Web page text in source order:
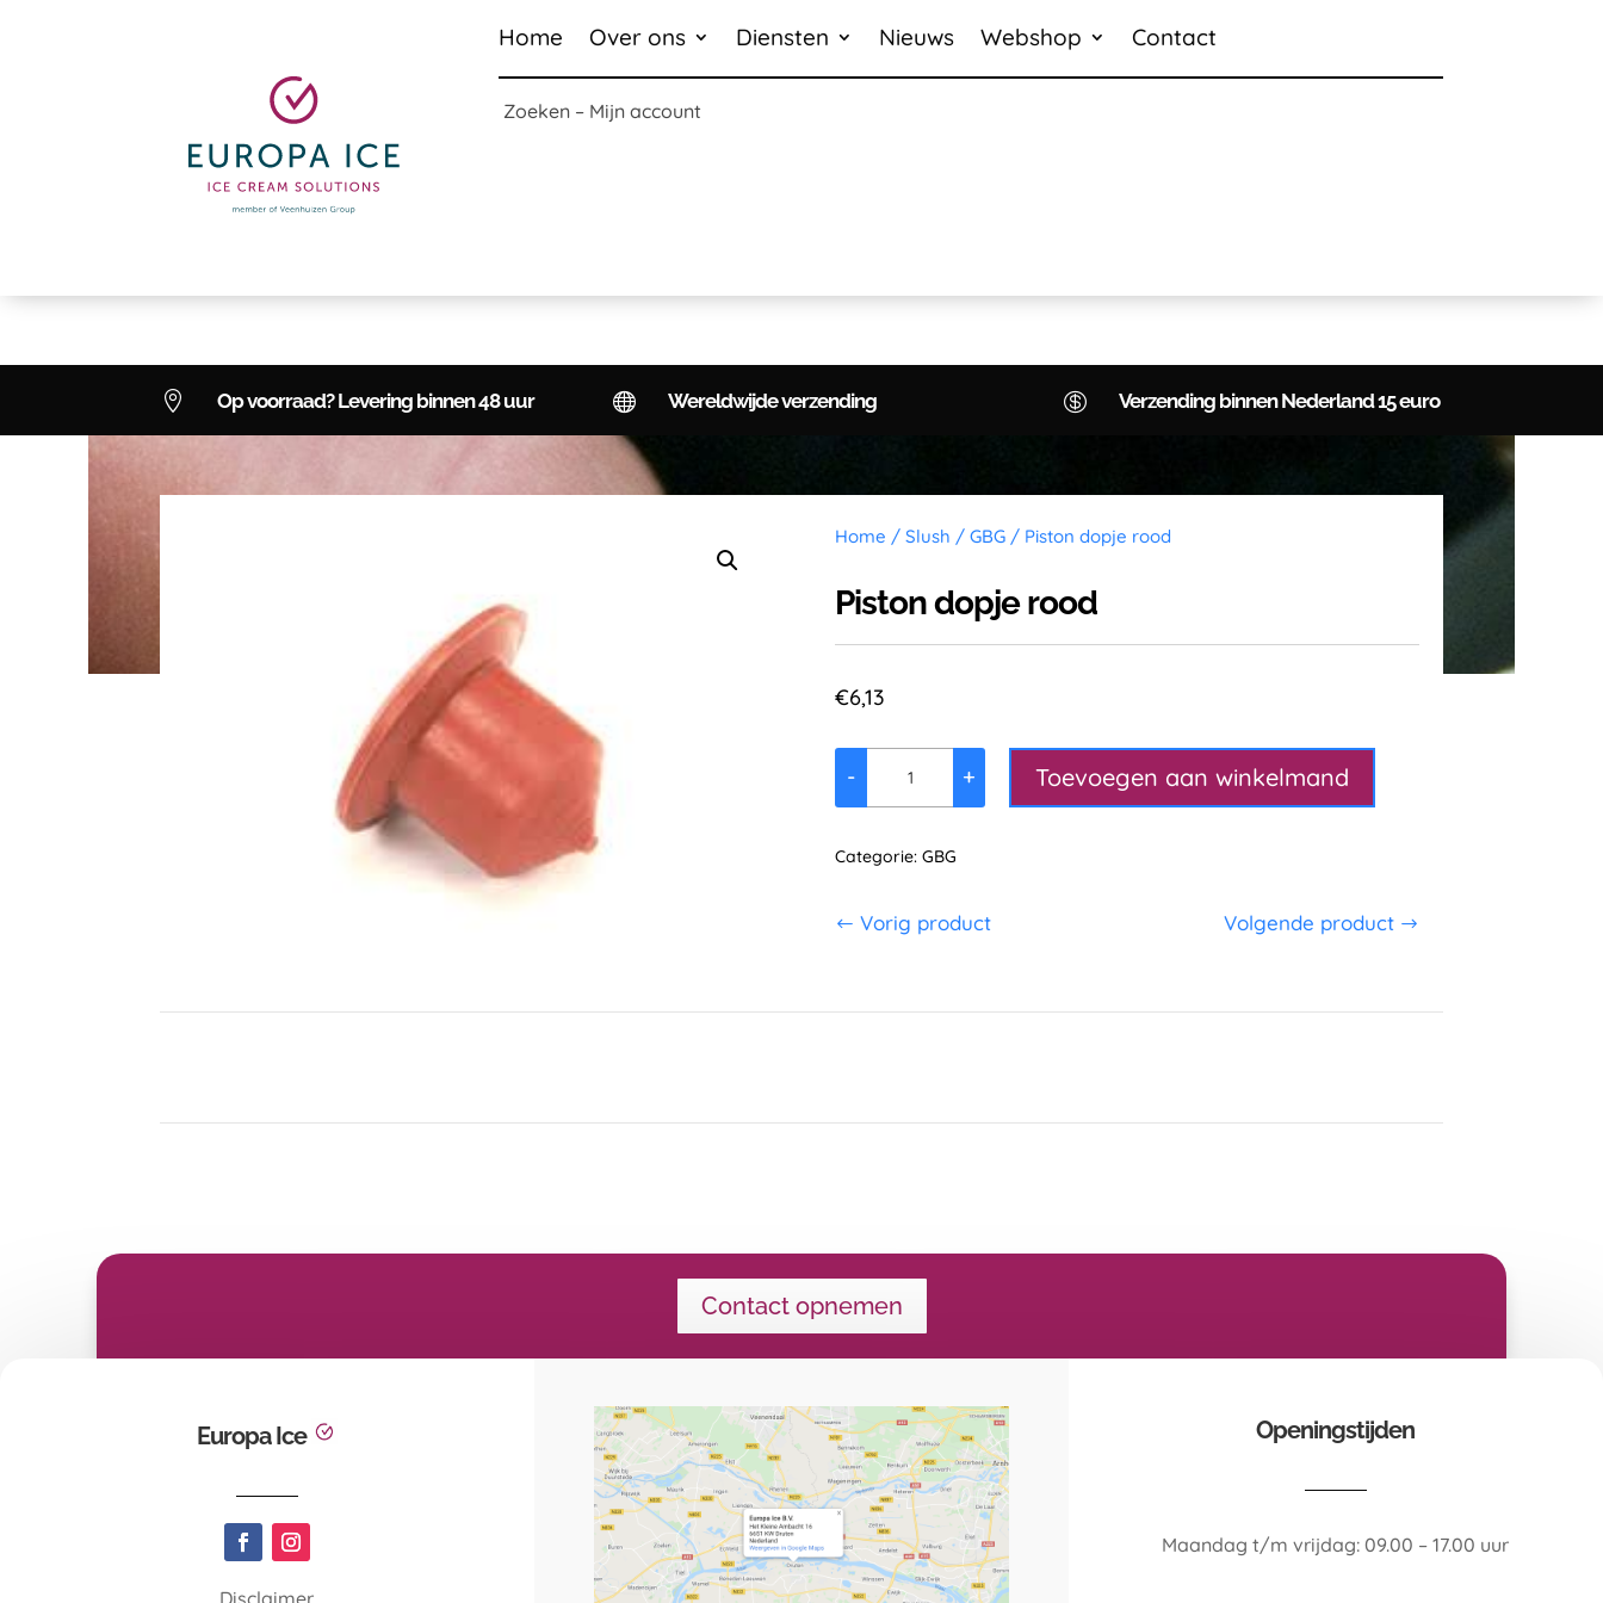
Home Over ons Diensten Nieuws Webshop Contact
Zoeken– Mijn account
 Op voorraad? Levering binnen 48 uur  Wereldwijde verzending  Verzending binnen Nederland 15 euro
Home /Slush /GBG / Piston dopje rood
Piston dopje rood
€6,13
rood
- + Toevoegen aan winkelmand
Categorie:GBG
Vorig product Volgende product
Contact opnemen
Europa Ice
Disclaimer
Openingstijden
Maandag t/m vrijdag: 09.00 – 17.00 uur